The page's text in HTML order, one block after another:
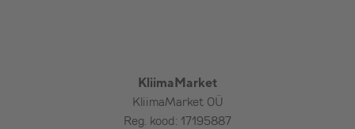
KliimaMarket
KliimaMarket OÜ
Reg. kood: 17195887